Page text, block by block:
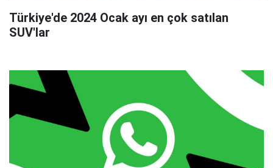
Türkiye'de 2024 Ocak ayı en çok satılan
SUV'lar